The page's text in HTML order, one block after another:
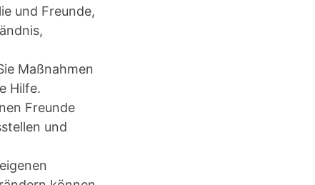
und Freunde,
Maßnahmen
Hilfe.
Freunde
und